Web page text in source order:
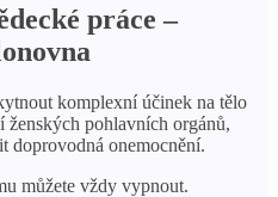
práce –
komplexní účinek na tělo
ženských pohlavních orgánů,
doprovodná onemocnění.
můžete vždy vypnout.